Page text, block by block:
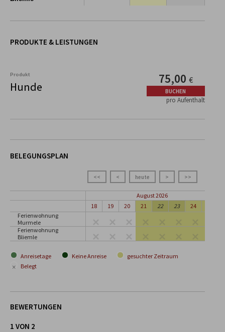
PRODUKTE & LEISTUNGEN
Produkt
Hunde
75,00 €
BUCHEN
pro Aufenthalt
BELEGUNGSPLAN
<< < heute > >>
August 2026
18
19 20 21 22 23 24
Ferienwohnung
Murmele
Ferienwohnung
Bliemle
Anreisetage Keine Anreise gesuchter Zeitraum
× Belegt
BEWERTUNGEN
1 VON 2